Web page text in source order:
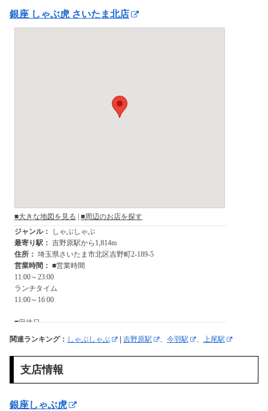
銀座 しゃぶ虎 さいたま北店
関連ランキング： しゃぶしゃぶ 吉野原駅 、 今羽駅 、 上尾駅
支店情報
銀座しゃぶ虎